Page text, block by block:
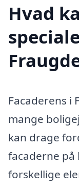
Hvad
Facaderens i
mange
kan drage
facaderne
forskellige